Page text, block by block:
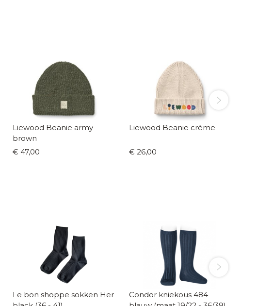
Liewood Beanie army
brown
€ 47,00
Liewood Beanie crème
€ 26,00
Le bon shoppe sokken Her
Condor kniekous 484